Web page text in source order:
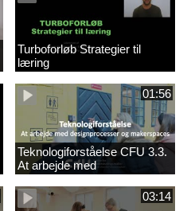
Turboforløb Strategier til
læring
01:56
Teknologiforståelse CFU 3.3.
At arbejde med
designprocesser og
makerspaces
03:14